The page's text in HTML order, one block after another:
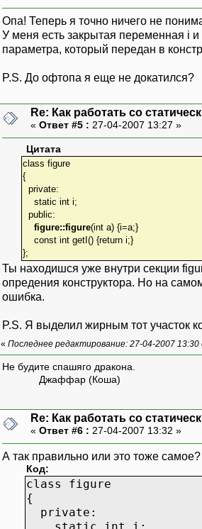
Опа! Теперь я точно ничего не
У меня есть закрытая переменная i
параметра, который передан в
P.S. До офтопа я еще не докатился?
Re: Как работать со
« Ответ #5 : 27-04-2007 13:27 »
Цитата
class figure
{
private:
static int i;
public:
figure::figure(int a) {i=a;}
const int getI() {return i;}
};
Ты находишся уже внутри секции
опредения конструктора. Но на
ошибка.
P.S. Я выделил жирным тот участок
« Последнее редактирование: 27-04-2007
Не будите спашяго дракона.
Джаффар (Коша)
Re: Как работать со
« Ответ #6 : 27-04-2007 13:32 »
А так правильно или это тоже самое?
Код:
class figure
{
private:
static int i;